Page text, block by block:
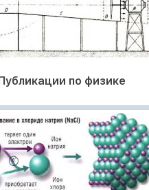
по физике